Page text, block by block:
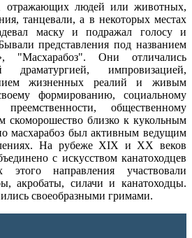
отражающих людей или животных,
танцевали, а в некоторых местах
маску и подражал голосу и
представления под названием
"Масхарабоз". Они отличались
драматургией, импровизацией,
жизненных реалий и живым
формированию, социальному
общественному
скоморошество близко к кукольным
масхарабоз был активным ведущим
На рубеже XIX и XX веков
с искусством канатоходцев
направления участвовали
акробаты, силачи и канатоходцы.
своеобразными гримами.